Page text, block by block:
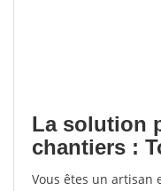
La solution
chantiers :
Vous êtes un artisan